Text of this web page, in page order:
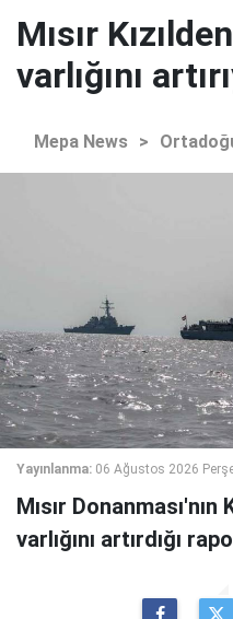
Mısır
varlığını
Mepa News >
Yayınlanma: 06 Ağustos 2026
Mısır
varlığını artırdığı